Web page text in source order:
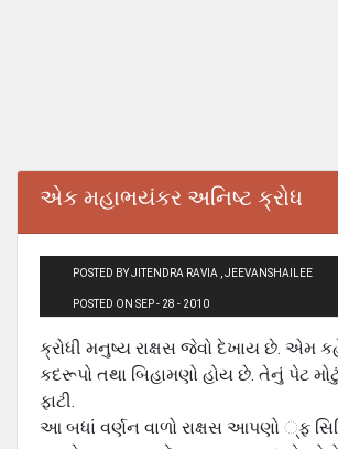
એક મહાભયંકર અનિષ્ટ ક્રોધ
POSTED BY JITENDRA RAVIA , JEEVANSHAILEE
POSTED ON SEP - 28 - 2010
ક્રોધી મનુષ્ય રાક્ષસ જેવો દેખાય છે. એમ
કદરૂપો તથા બિહામણો હોય છે. તેનું પેટ
ફાટી.
આ બધાં વર્ણન વાળો રાક્ષસ આપણો ્ફ